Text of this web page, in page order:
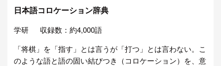
日本語コロケーション辞典
学研
収録数：約4,000語
「将棋」を「指す」とは言うが「打つ」とは言わない。こ
のような語と語の固い結びつき（コロケーション）を、意